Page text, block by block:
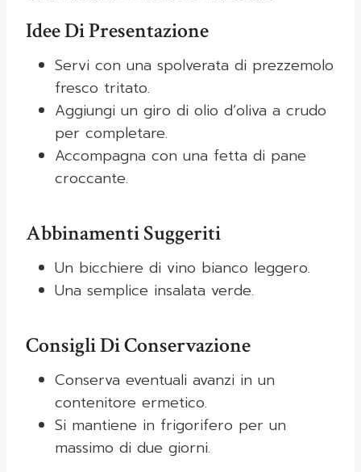
Idee Di Presentazione
Servi con una spolverata di prezzemolo
fresco tritato.
Aggiungi un giro di olio d’oliva a crudo
per completare.
Accompagna con una fetta di pane
croccante.
Abbinamenti Suggeriti
Un bicchiere di vino bianco leggero.
Una semplice insalata verde.
Consigli Di Conservazione
Conserva eventuali avanzi in un
contenitore ermetico.
Si mantiene in frigorifero per un
massimo di due giorni.